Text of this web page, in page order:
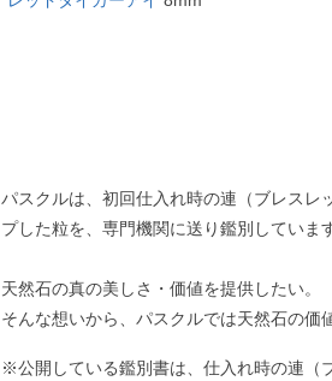
パスクルは、初回仕入れ時の連（ブレスレ
プした粒を、専門機関に送り鑑別しています
天然石の真の美しさ・価値を提供したい。
そんな想いから、パスクルでは天然石の価
※公開している鑑別書は、仕入れ時の連（